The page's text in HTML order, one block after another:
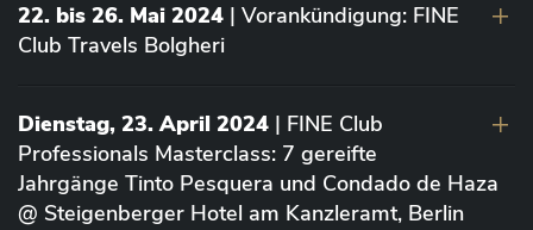
22. bis 26. Mai 2024 | Vorankündigung: FINE
Club Travels Bolgheri
Dienstag, 23. April 2024 | FINE Club
Professionals Masterclass: 7 gereifte
Jahrgänge Tinto Pesquera und Condado de Haza
@ Steigenberger Hotel am Kanzleramt, Berlin